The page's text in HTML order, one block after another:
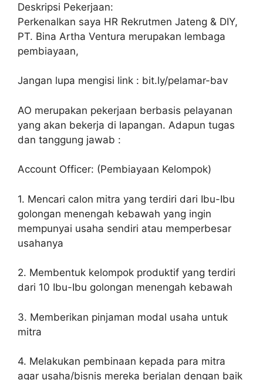
Deskripsi Pekerjaan:
Perkenalkan saya HR Rekrutmen Jateng & DIY,
PT. Bina Artha Ventura merupakan lembaga
pembiayaan,
Jangan lupa mengisi link : bit.ly/pelamar-bav
AO merupakan pekerjaan berbasis pelayanan
yang akan bekerja di lapangan. Adapun tugas
dan tanggung jawab :
Account Officer: (Pembiayaan Kelompok)
1. Mencari calon mitra yang terdiri dari Ibu-Ibu
golongan menengah kebawah yang ingin
mempunyai usaha sendiri atau memperbesar
usahanya
2. Membentuk kelompok produktif yang terdiri
dari 10 Ibu-Ibu golongan menengah kebawah
3. Memberikan pinjaman modal usaha untuk
mitra
4. Melakukan pembinaan kepada para mitra
agar usaha/bisnis mereka berjalan dengan baik